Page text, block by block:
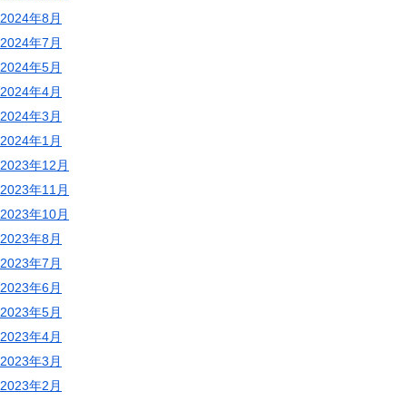
2024年8月
2024年7月
2024年5月
2024年4月
2024年3月
2024年1月
2023年12月
2023年11月
2023年10月
2023年8月
2023年7月
2023年6月
2023年5月
2023年4月
2023年3月
2023年2月